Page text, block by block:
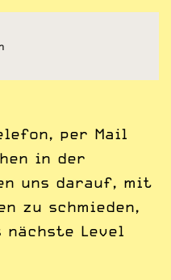
per Mail
in der
uns darauf, mit
zu schmieden,
Level